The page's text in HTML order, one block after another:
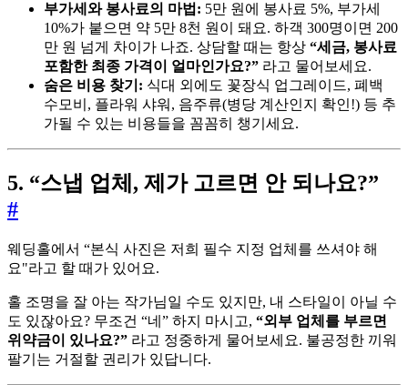
부가세와 봉사료의 마법: 5만 원에 봉사료 5%, 부가세
10%가 붙으면 약 5만 8천 원이 돼요. 하객 300명이면 200
만 원 넘게 차이가 나죠. 상담할 때는 항상 “세금, 봉사료
포함한 최종 가격이 얼마인가요?” 라고 물어보세요.
숨은 비용 찾기: 식대 외에도 꽃장식 업그레이드, 폐백
수모비, 플라워 샤워, 음주류(병당 계산인지 확인!) 등 추
가될 수 있는 비용들을 꼼꼼히 챙기세요.
5. “스냅 업체, 제가 고르면 안 되나요?”
#
웨딩홀에서 “본식 사진은 저희 필수 지정 업체를 쓰셔야 해
요"라고 할 때가 있어요.
홀 조명을 잘 아는 작가님일 수도 있지만, 내 스타일이 아닐 수
도 있잖아요? 무조건 “네” 하지 마시고, “외부 업체를 부르면
위약금이 있나요?” 라고 정중하게 물어보세요. 불공정한 끼워
팔기는 거절할 권리가 있답니다.